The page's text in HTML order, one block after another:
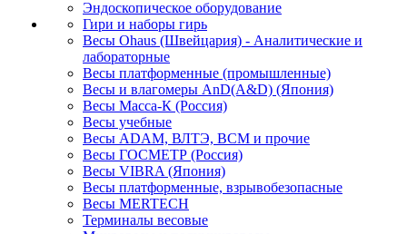
Эндоскопическое оборудование
Гири и наборы гирь
Весы Ohaus (Швейцария) - Аналитические и
лабораторные
Весы платформенные (промышленные)
Весы и влагомеры AnD(A&D) (Япония)
Весы Масса-К (Россия)
Весы учебные
Весы ADAM, ВЛТЭ, BCM и прочие
Весы ГОСМЕТР (Россия)
Весы VIBRA (Япония)
Весы платформенные, взрывобезопасные
Весы MERTECH
Терминалы весовые